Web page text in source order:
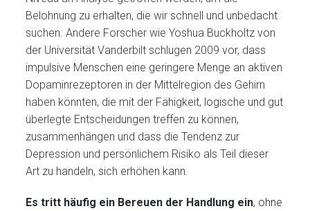
Belohnung zu erhalten, die wir schnell und unbedacht
suchen. Andere Forscher wie Yoshua Buckholtz von
der Universität Vanderbilt schlugen 2009 vor, dass
impulsive Menschen eine geringere Menge an aktiven
Dopaminrezeptoren in der Mittelregion des Gehirn
haben könnten, die mit der Fähigkeit, logische und gut
überlegte Entscheidungen treffen zu können,
zusammenhängen und dass die Tendenz zur
Depression und persönlichem Risiko als Teil dieser
Art zu handeln, sich erhöhen kann.
Es tritt häufig ein Bereuen der Handlung ein, ohne